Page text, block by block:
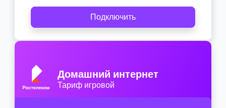
Подключить
Домашний интернет
Тариф игровой